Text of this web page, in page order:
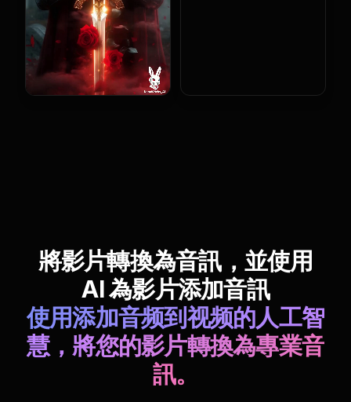
將影片轉換為音訊，並使用
AI 為影片添加音訊
使用添加音频到视频的人工智
慧，將您的影片轉換為專業音
訊。